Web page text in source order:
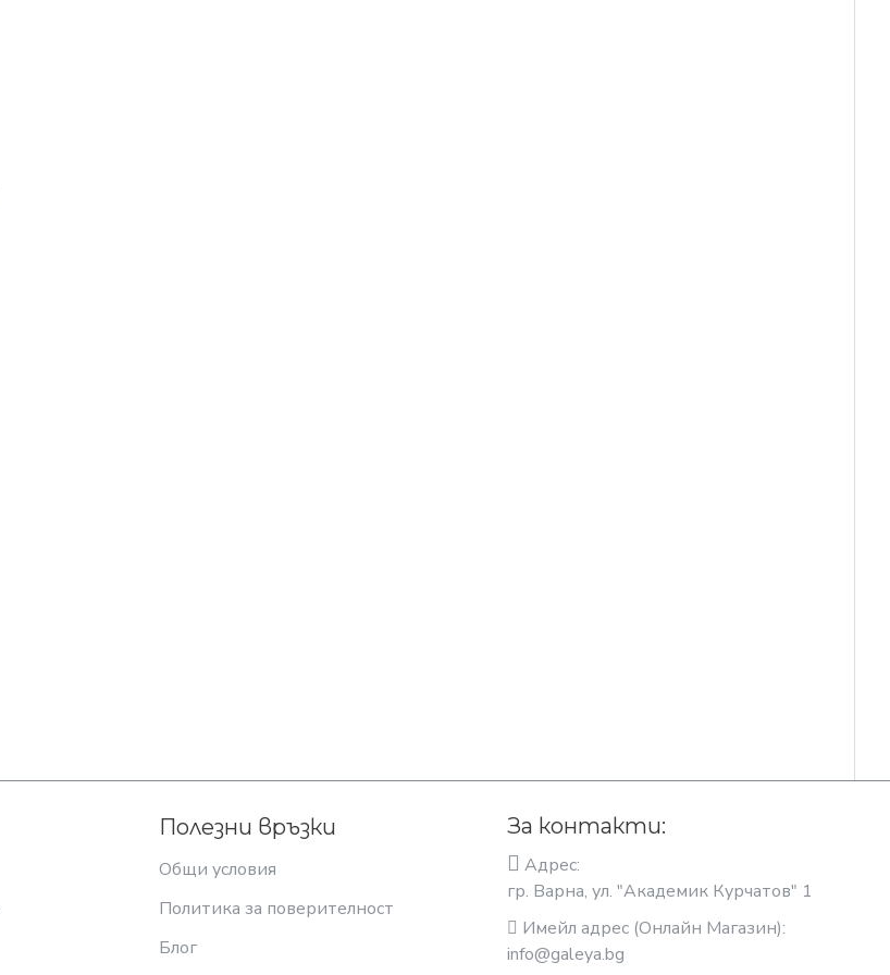
Полезни връзки
Общи условия
Политика за поверителност
Блог
За контакти:
Адрес:
гр. Варна, ул. "Академик Курчатов" 1
Имейл адрес (Онлайн Магазин):
info@galeya.bg